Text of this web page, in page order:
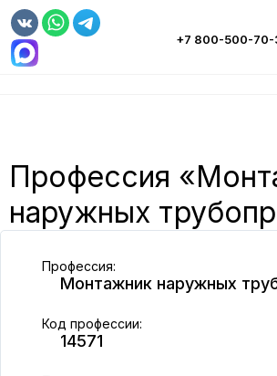
+7 800-500-70-
НАШ ЦЕНТР
МАГАЗИН
НОВОСТИ
КОНТАКТЫ
Профессия
наружных
Профессия:
Монтажник наружных
Код профессии:
14571